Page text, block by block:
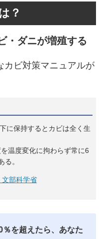
？
・ダニが増殖する
カビ対策マニュアルが
に保持するとカビは全く生
温度変化に拘わらず常に6
。
部科学省
％を超えたら、あなた